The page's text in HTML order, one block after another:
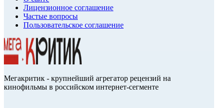
Лицензионное соглашение
Частые вопросы
Пользовательское соглашение
Мегакритик - крупнейший агрегатор рецензий на
кинофильмы в российском интернет-сегменте